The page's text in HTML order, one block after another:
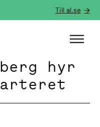
Till al.se
hyr